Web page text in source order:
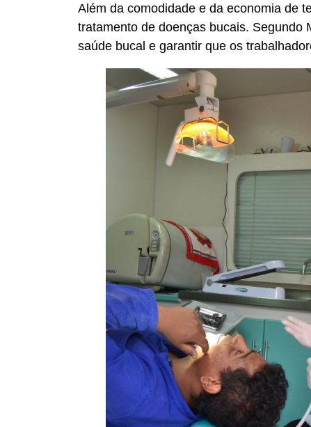
Além da comodidade e da economia de
tratamento de doenças bucais. Segundo
saúde bucal e garantir que os